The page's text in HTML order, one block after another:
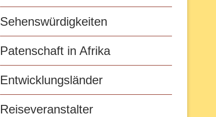
Sehenswürdigkeiten
Patenschaft in Afrika
Entwicklungsländer
Reiseveranstalter